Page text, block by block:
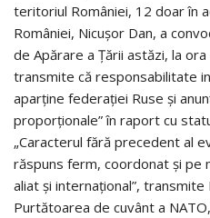
teritoriul României, 12 doar în
României, Nicuşor Dan, a
de Apărare a Ţării astăzi, la
transmite că responsabilitate
aparţine federaţiei Ruse şi
proporţionale” în raport cu
„Caracterul fără precedent al
răspuns ferm, coordonat şi pe
aliat şi internaţional”, transmite
Purtătoarea de cuvânt a